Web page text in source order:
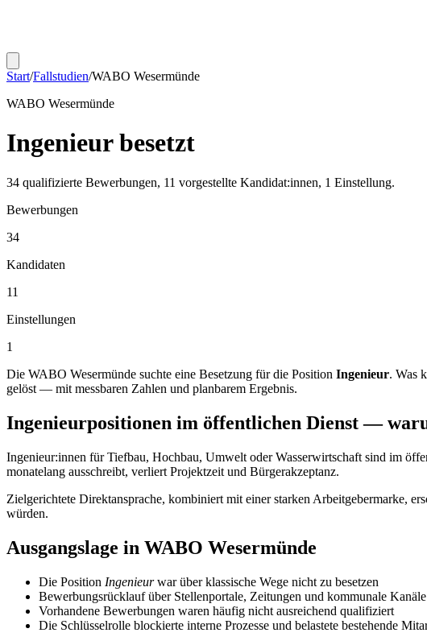
Start/Fallstudien/WABO Wesermünde
WABO Wesermünde
Ingenieurbesetzt
34 qualifizierte Bewerbungen, 11 vorgestellte Kandidat:innen, 1 Einstellung.
Bewerbungen
34
Kandidaten
11
Einstellungen
1
Die WABO Wesermünde suchte eine Besetzung für die Position Ingenieur. Was
gelöst — mit messbaren Zahlen und planbarem Ergebnis.
Ingenieurpositionen im öffentlichen Dienst —
Ingenieur:innen für Tiefbau, Hochbau, Umwelt oder Wasserwirtschaft sind im
monatelang ausschreibt, verliert Projektzeit und Bürgerakzeptanz.
Zielgerichtete Direktansprache, kombiniert mit einer starken Arbeitgebermarke,
würden.
Ausgangslage in WABO Wesermünde
Die Position Ingenieurwar über klassische Wege nicht zu besetzen
Bewerbungsrücklauf über Stellenportale, Zeitungen und kommunale
Vorhandene Bewerbungen waren häufig nicht ausreichend qualifiziert
Die Schlüsselrolle blockierte interne Prozesse und belastete bestehende